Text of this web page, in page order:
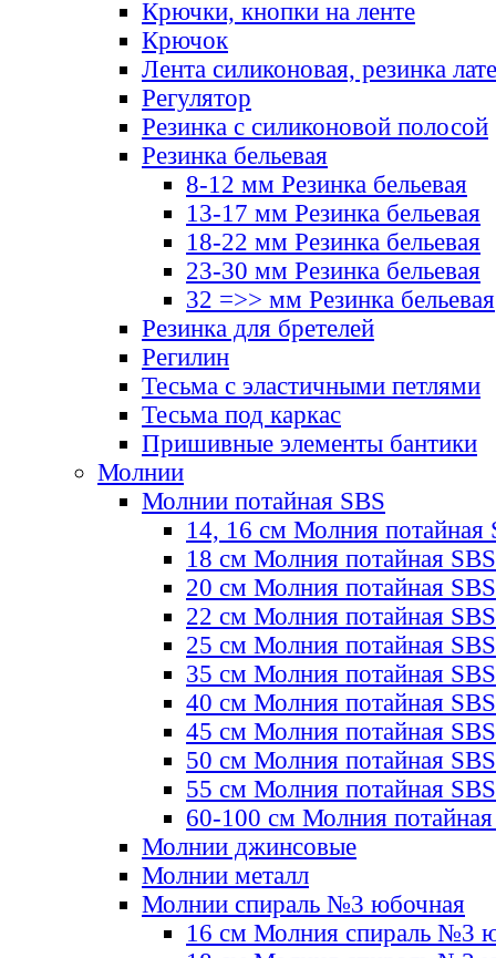
Крючки, кнопки на ленте
Крючок
Лента силиконовая, резинка
Регулятор
Резинка с силиконовой полосой
Резинка бельевая
8-12 мм Резинка бельевая
13-17 мм Резинка бельевая
18-22 мм Резинка бельевая
23-30 мм Резинка бельевая
32 =>> мм Резинка бельевая
Резинка для бретелей
Регилин
Тесьма с эластичными петлями
Тесьма под каркас
Пришивные элементы бантики
Молнии
Молнии потайная SBS
14, 16 см Молния потайная
18 см Молния потайная SBS
20 см Молния потайная SBS
22 см Молния потайная SBS
25 см Молния потайная SBS
35 см Молния потайная SBS
40 см Молния потайная SBS
45 см Молния потайная SBS
50 см Молния потайная SBS
55 см Молния потайная SBS
60-100 см Молния
Молнии джинсовые
Молнии металл
Молнии спираль №3 юбочная
16 см Молния спираль №3